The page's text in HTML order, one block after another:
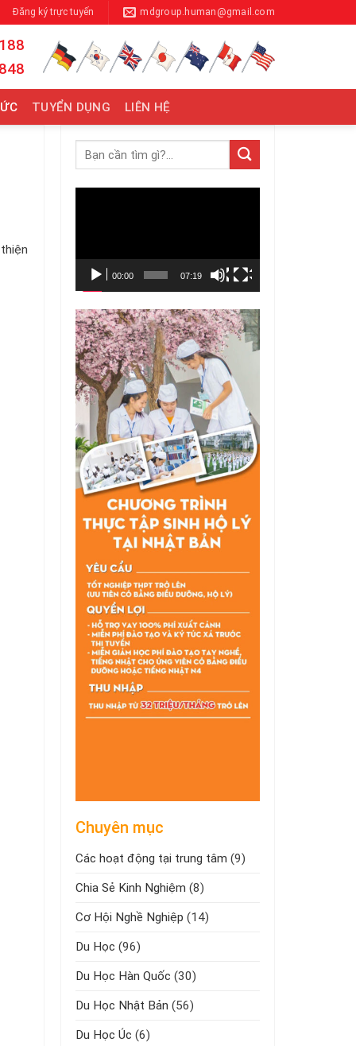
Đăng ký trực tuyến mdgroup.human@gmail.com
TUYỂN DỤNG LIÊN HỆ
00:00 07:19
Chuyên mục
Các hoạt động tại trung tâm (9)
Chia Sẻ Kinh Nghiệm (8)
Cơ Hội Nghề Nghiệp (14)
Du Học (96)
Du Học Hàn Quốc (30)
Du Học Nhật Bản (56)
Du Học Úc (6)